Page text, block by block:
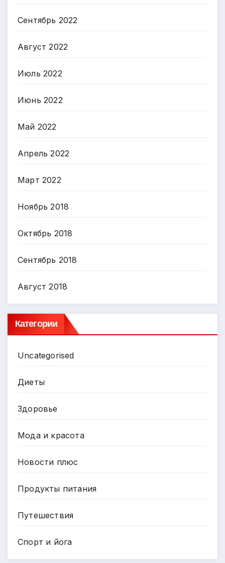
Сентябрь 2022
Август 2022
Июль 2022
Июнь 2022
Май 2022
Апрель 2022
Март 2022
Ноябрь 2018
Октябрь 2018
Сентябрь 2018
Август 2018
Категории
Uncategorised
Диеты
Здоровье
Мода и красота
Новости плюс
Продукты питания
Путешествия
Спорт и йога